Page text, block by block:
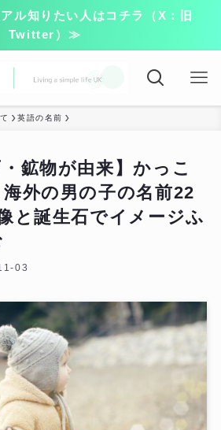
ル知りたい人はコチラ（X：旧
Twitter）≫
英語の名前
・鉱物が由来】かっこ
外の男の子の名前22
と誕生石でイメージふ
03